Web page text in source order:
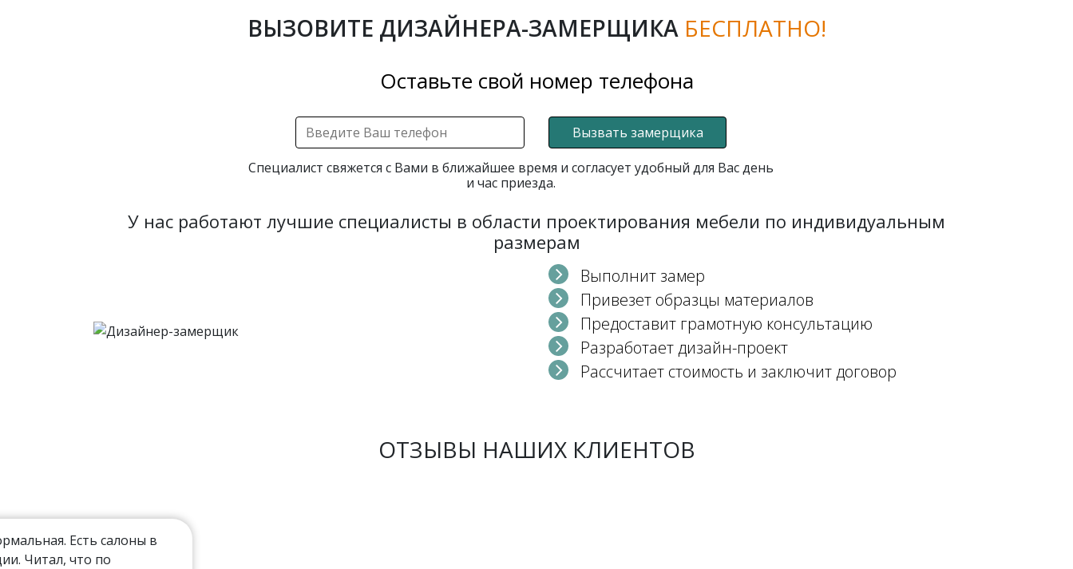
ВЫЗОВИТЕ ДИЗАЙНЕРА-ЗАМЕРЩИКА БЕСПЛАТНО!
Оставьте свой номер телефона
Вызвать замерщика
Специалист свяжется с Вами в ближайшее время и согласует удобный для Вас день
и час приезда.
У нас работают лучшие специалисты в области проектирования мебели по индивидуальным
размерам
Выполнит замер
Привезет образцы материалов
Предоставит грамотную консультацию
Разработает дизайн-проект
Рассчитает стоимость и заключит договор
ОТЗЫВЫ НАШИХ КЛИЕНТОВ
Есть салоны в
Читал, что по